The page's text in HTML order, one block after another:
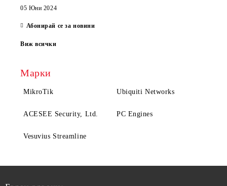
05 Юни 2024
Абонирай се за новини
Виж всички
Марки
MikroTik Ubiquiti Networks
ACESEE Security, Ltd. PC Engines
Vesuvius Streamline